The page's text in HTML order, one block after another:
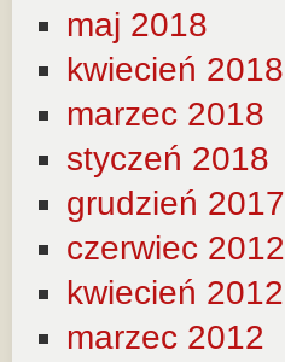
maj 2018
kwiecień 2018
marzec 2018
styczeń 2018
grudzień 2017
czerwiec 2012
kwiecień 2012
marzec 2012